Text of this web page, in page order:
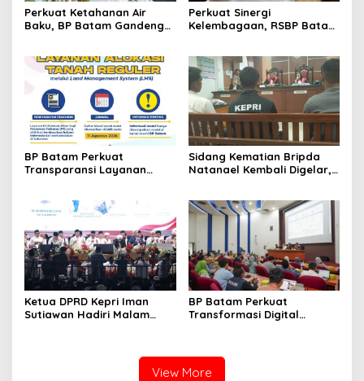
Perkuat Ketahanan Air
Baku, BP Batam Gandeng
Bendungan Sei Nongsa
Perkuat Sinergi
Kelembagaan, RSBP Batam
Ketersediaan Obat Aman
BP Batam Perkuat
Transparansi Layanan
Melalui LMS
Sidang Kematian Bripda
Natanael Kembali Digelar,
Ketua DPRD Kepri Iman
Sutiawan Hadiri Malam
BP Batam Perkuat
Transformasi Digital
View More